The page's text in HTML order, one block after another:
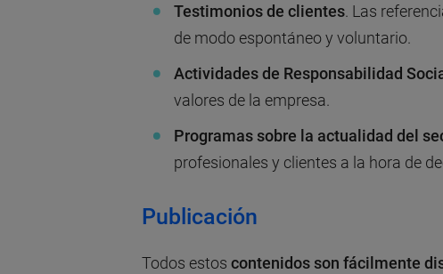
Testimonios de clientes. Las
de modo espontáneo y voluntario.
Actividades de Responsabilidad
valores de la empresa.
Programas sobre la actualidad del
profesionales y clientes a la hora de
Publicación
Todos estos contenidos son fácilmente